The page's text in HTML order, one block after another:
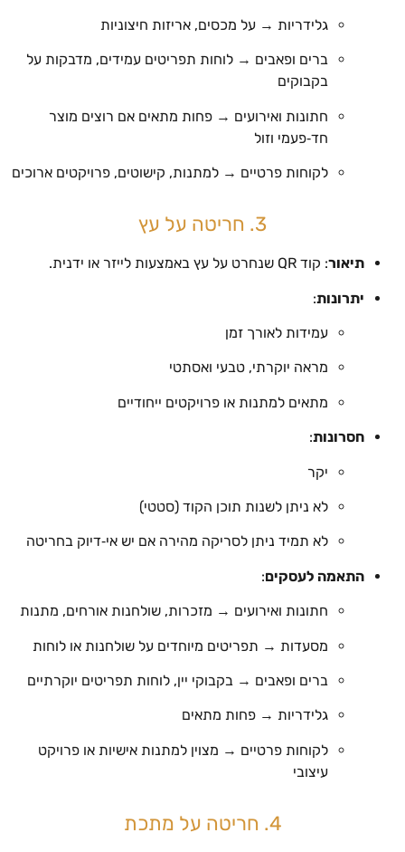
גלידריות → על מכסים, אריזות חיצוניות
ברים ופאבים → לוחות תפריטים עמידים, מדבקות על
בקבוקים
חתונות ואירועים → פחות מתאים אם רוצים מוצר
חד‑פעמי וזול
לקוחות פרטיים → למתנות, קישוטים, פרויקטים ארוכים
3. חריטה על עץ
תיאור: קוד QR שנחרט על עץ באמצעות לייזר או ידנית.
יתרונות:
עמידות לאורך זמן
מראה יוקרתי, טבעי ואסתטי
מתאים למתנות או פרויקטים ייחודיים
חסרונות:
יקר
לא ניתן לשנות תוכן הקוד (סטטי)
לא תמיד ניתן לסריקה מהירה אם יש אי‑דיוק בחריטה
התאמה לעסקים:
חתונות ואירועים → מזכרות, שולחנות אורחים, מתנות
מסעדות → תפריטים מיוחדים על שולחנות או לוחות
ברים ופאבים → בקבוקי יין, לוחות תפריטים יוקרתיים
גלידריות → פחות מתאים
לקוחות פרטיים → מצוין למתנות אישיות או פרויקט
עיצובי
4. חריטה על מתכת